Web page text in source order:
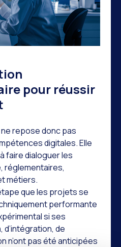
pour réussir
ne repose donc pas
digitales. Elle
faire dialoguer les
réglementaires,
métiers.
que les projets se
performante
si ses
d’intégration, de
n’ont pas été anticipées